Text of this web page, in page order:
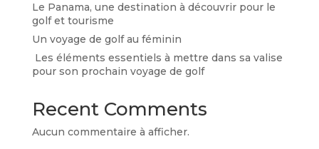
Le Panama, une destination à découvrir pour le
golf et tourisme
Un voyage de golf au féminin
Les éléments essentiels à mettre dans sa valise
pour son prochain voyage de golf
Recent Comments
Aucun commentaire à afficher.